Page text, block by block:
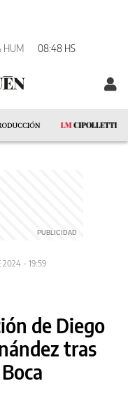
HUM 08:48 HS
2024 - 19:59
de Diego
tras